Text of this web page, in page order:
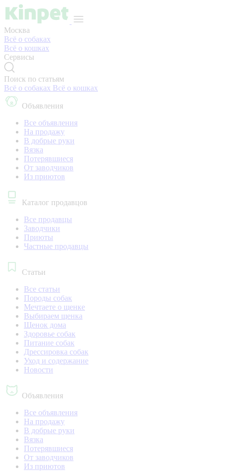
Москва
Всё о собаках
Всё о кошках
Сервисы
Поиск по статьям
Всё о собаках Всё о кошках
Объявления
Все объявления
На продажу
В добрые руки
Вязка
Потерявшиеся
От заводчиков
Из приютов
Каталог продавцов
Все продавцы
Заводчики
Приюты
Частные продавцы
Статьи
Все статьи
Породы собак
Мечтаете о щенке
Выбираем щенка
Щенок дома
Здоровье собак
Питание собак
Дрессировка собак
Уход и содержание
Новости
Объявления
Все объявления
На продажу
В добрые руки
Вязка
Потерявшиеся
От заводчиков
Из приютов